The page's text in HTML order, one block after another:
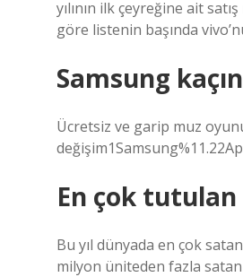
yılının ilk çeyreğine ait
göre listenin başında
Samsung
Ücretsiz ve garip muz
En çok
Bu yıl dünyada en çok
milyon üniteden fazla satan